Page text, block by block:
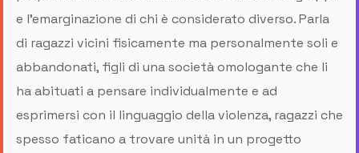
e l'emarginazione di chi è considerato diverso. Parla
di ragazzi vicini fisicamente ma personalmente soli e
abbandonati, figli di una società omologante che li
ha abituati a pensare individualmente e ad
esprimersi con il linguaggio della violenza, ragazzi che
spesso faticano a trovare unità in un progetto